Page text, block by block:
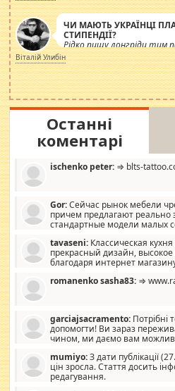
ЧИ МАЮТЬ УКРАЇНЦІ
СТИПЕНДІЇ?
Рідко пишу лонгріди тим
просто дістало! Обурюють
навколо
роздувається ще одна
Віталій Улибін
Останні
коментарі
ischenko peter: ⇒ blts-
Gor:Сейчас рынок мебели
причем предлагают
стандартные модели малых
стандартные формы, в MebelOk,
со вкусом все в порядке, без
мебель, а это не последний фактор.
tavaseni: Классическая
прекрасный дизайн, высокое
благодаря интернет
romanenko sasha83: ⇒
garciajsacramento: Потрібні
допомогти! Ви зараз
чином, ми даємо вам
допомагати людям, які
заслуговує на другий шанс, і,
повинні приймати від інших. Для нас
mumiyo:З дати публікації
цін зросла. Стаття досить
редагування.